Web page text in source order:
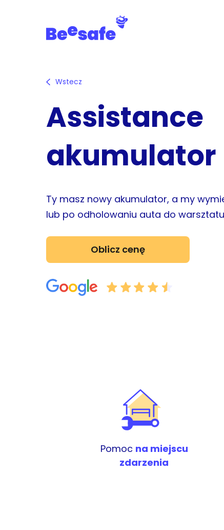
Wstecz
Assistance
akumulator
Ty masz nowy akumulator, a my
lub po odholowaniu auta do
Oblicz cenę
Pomoc na miejscu
zdarzenia